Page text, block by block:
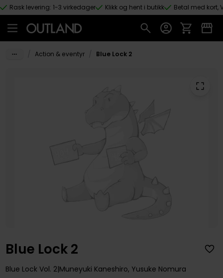
Hopp til hovedinnhold
Rask levering: 1-3 virkedager Klikk og hent i butikk Betal med kort,
Action & eventyr Blue Lock 2
Blue Lock 2
Blue Lock Vol. 2 Muneyuki Kaneshiro, Yusuke Nomura